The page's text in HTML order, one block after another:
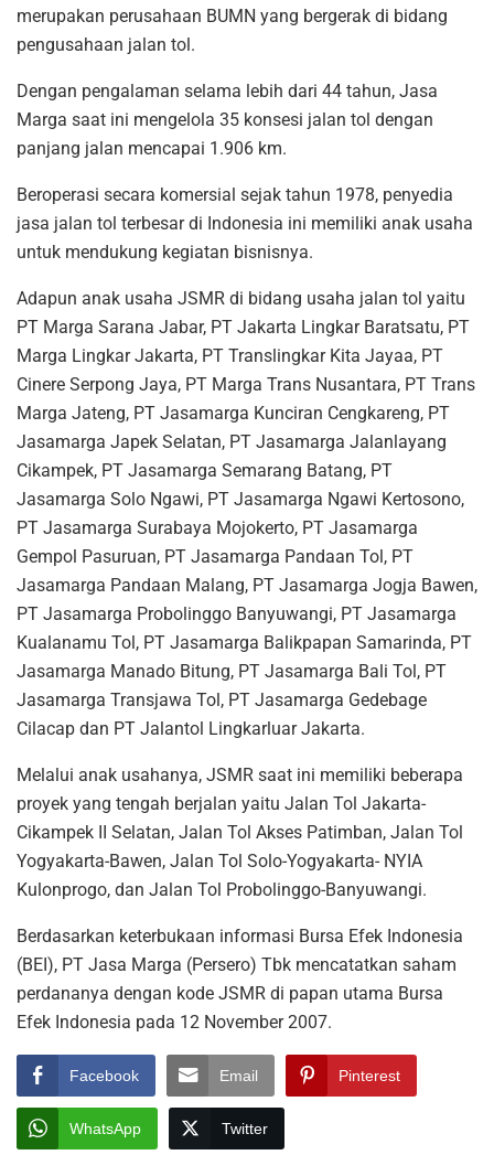
merupakan perusahaan BUMN yang bergerak di bidang
pengusahaan jalan tol.
Dengan pengalaman selama lebih dari 44 tahun, Jasa
Marga saat ini mengelola 35 konsesi jalan tol dengan
panjang jalan mencapai 1.906 km.
Beroperasi secara komersial sejak tahun 1978, penyedia
jasa jalan tol terbesar di Indonesia ini memiliki anak usaha
untuk mendukung kegiatan bisnisnya.
Adapun anak usaha JSMR di bidang usaha jalan tol yaitu
PT Marga Sarana Jabar, PT Jakarta Lingkar Baratsatu, PT
Marga Lingkar Jakarta, PT Translingkar Kita Jayaa, PT
Cinere Serpong Jaya, PT Marga Trans Nusantara, PT Trans
Marga Jateng, PT Jasamarga Kunciran Cengkareng, PT
Jasamarga Japek Selatan, PT Jasamarga Jalanlayang
Cikampek, PT Jasamarga Semarang Batang, PT
Jasamarga Solo Ngawi, PT Jasamarga Ngawi Kertosono,
PT Jasamarga Surabaya Mojokerto, PT Jasamarga
Gempol Pasuruan, PT Jasamarga Pandaan Tol, PT
Jasamarga Pandaan Malang, PT Jasamarga Jogja Bawen,
PT Jasamarga Probolinggo Banyuwangi, PT Jasamarga
Kualanamu Tol, PT Jasamarga Balikpapan Samarinda, PT
Jasamarga Manado Bitung, PT Jasamarga Bali Tol, PT
Jasamarga Transjawa Tol, PT Jasamarga Gedebage
Cilacap dan PT Jalantol Lingkarluar Jakarta.
Melalui anak usahanya, JSMR saat ini memiliki beberapa
proyek yang tengah berjalan yaitu Jalan Tol Jakarta-
Cikampek II Selatan, Jalan Tol Akses Patimban, Jalan Tol
Yogyakarta-Bawen, Jalan Tol Solo-Yogyakarta- NYIA
Kulonprogo, dan Jalan Tol Probolinggo-Banyuwangi.
Berdasarkan keterbukaan informasi Bursa Efek Indonesia
(BEI), PT Jasa Marga (Persero) Tbk mencatatkan saham
perdananya dengan kode JSMR di papan utama Bursa
Efek Indonesia pada 12 November 2007.
Facebook Email Pinterest
WhatsApp Twitter